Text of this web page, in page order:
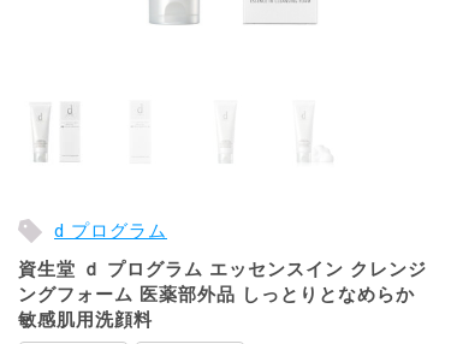
資生堂 ｄ プログラム エッセンスイン クレンジ
ングフォーム 医薬部外品 しっとりとなめらか
敏感肌用洗顔料
d プログラム